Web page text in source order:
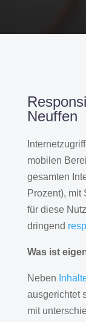
Neuffen
mobilen
gesamten
Prozent), mit
für diese
dringend
Was ist
Neben
ausgerichtet
mit